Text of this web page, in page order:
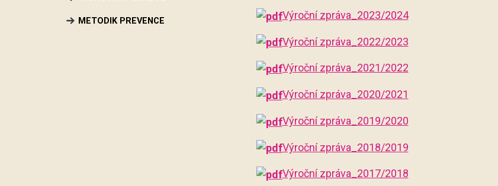
Výroční zpráva_2023/2024
Výroční zpráva_2022/2023
Výroční zpráva_2021/2022
Výroční zpráva_2020/2021
Výroční zpráva_2019/2020
Výroční zpráva_2018/2019
Výroční zpráva_2017/2018
METODIK PREVENCE